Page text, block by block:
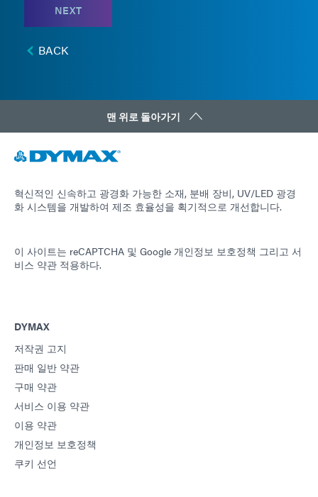
NEXT
BACK
맨 위로 돌아가기
혁신적인 신속하고 광경화 가능한 소재, 분배 장비, UV/LED 광경
화 시스템을 개발하여 제조 효율성을 획기적으로 개선합니다.
이 사이트는 reCAPTCHA 및 Google 개인정보 보호정책 그리고 서
비스 약관 적용하다.
DYMAX
저작권 고지
판매 일반 약관
구매 약관
서비스 이용 약관
이용 약관
개인정보 보호정책
쿠키 선언